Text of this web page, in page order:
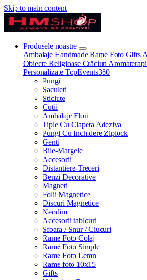
Skip to main content
Produsele noastre
Ambalaje Handmade Rame Foto Gifts
Obiecte Religioase Crăciun
Personalizate TopEvents360
Pungi
Saculeti
Sticlute
Cutii
Ambalaje Flori
Tiple Cu Clapeta Adeziva
Pungi Cu Inchidere Ziplock
Genti
Bile-Margele
Accesorii
Distantiere-Treceri
Benzi Decorative
Magneti
Folii Magnetice
Discuri Magnetice
Neodim
Accesorii tablouri
Sfoara / Snur / Ciucuri
Rame Foto Colaj
Rame Foto Simple
Rame Foto Lemn
Rame foto 10x15
Gifts